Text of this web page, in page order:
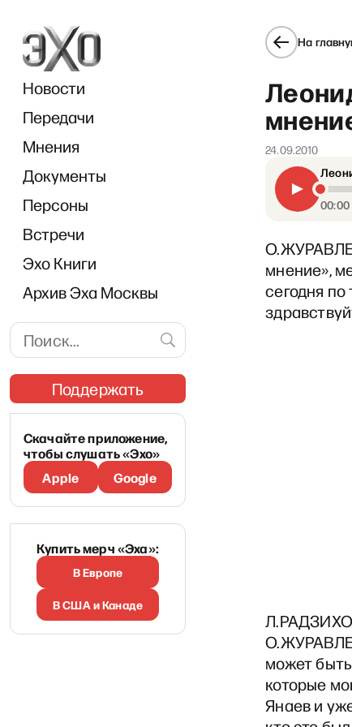
Новости
Передачи
Мнения
Документы
Персоны
Встречи
Эхо Книги
Архив Эха Москвы
Поддержать
Скачайте приложение,
чтобы слушать «Эхо»
Apple
Google
Купить мерч «Эха»:
В Европе
В США и Канаде
На
24.09.2010
00:00
мнение»,
сегодня
может
которые
Янаев и